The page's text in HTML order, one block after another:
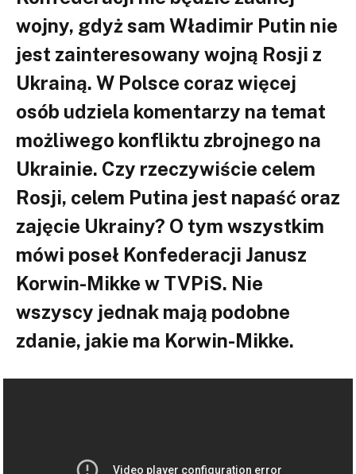
wojny, gdyż sam Władimir Putin nie
jest zainteresowany wojną Rosji z
Ukrainą. W Polsce coraz więcej
osób udziela komentarzy na temat
możliwego konfliktu zbrojnego na
Ukrainie. Czy rzeczywiście celem
Rosji, celem Putina jest napaść oraz
zajęcie Ukrainy? O tym wszystkim
mówi poseł Konfederacji Janusz
Korwin-Mikke w TVPiS. Nie
wszyscy jednak mają podobne
zdanie, jakie ma Korwin-Mikke.